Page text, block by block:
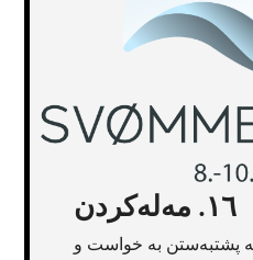
١٦. مەلەکردن
بە پشتبەستن بە خواست و